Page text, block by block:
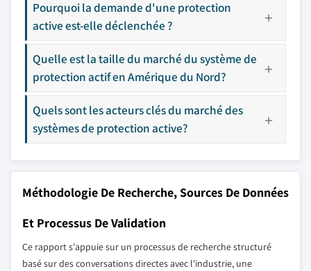
Pourquoi la demande d'une protection
active est-elle déclenchée ?
Quelle est la taille du marché du système de
protection actif en Amérique du Nord?
Quels sont les acteurs clés du marché des
systèmes de protection active?
Méthodologie De Recherche, Sources De Données
Et Processus De Validation
Ce rapport s'appuie sur un processus de recherche structuré
basé sur des conversations directes avec l'industrie, une